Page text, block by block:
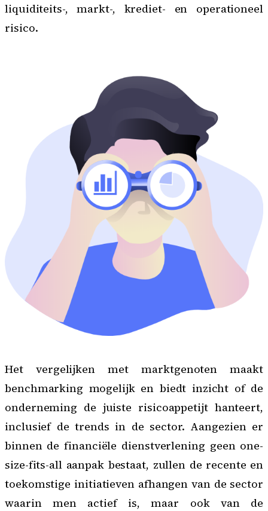
liquiditeits-, markt-, krediet- en operationeel
risico.
Het vergelijken met marktgenoten maakt
benchmarking mogelijk en biedt inzicht of de
onderneming de juiste risicoappetijt hanteert,
inclusief de trends in de sector. Aangezien er
binnen de financiële dienstverlening geen one-
size-fits-all aanpak bestaat, zullen de recente en
toekomstige initiatieven afhangen van de sector
waarin men actief is, maar ook van de